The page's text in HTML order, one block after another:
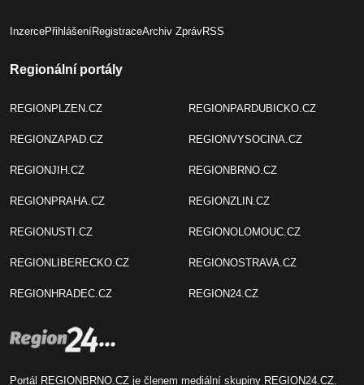
InzercePřihlášeníRegistraceArchiv ZprávRSS
Regionální portály
REGIONPLZEN.CZ
REGIONZAPAD.CZ
REGIONJIH.CZ
REGIONPRAHA.CZ
REGIONUSTI.CZ
REGIONLIBERECKO.CZ
REGIONHRADEC.CZ
REGIONPARDUBICKO.CZ
REGIONVYSOCINA.CZ
REGIONBRNO.CZ
REGIONZLIN.CZ
REGIONOLOMOUC.CZ
REGIONOSTRAVA.CZ
REGION24.CZ
Portál REGIONBRNO.CZ je členem mediální skupiny REGION24.CZ.